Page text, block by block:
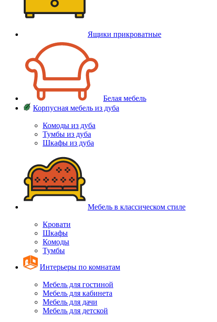
Ящики прикроватные
Белая мебель
Корпусная мебель из дуба
Комоды из дуба
Тумбы из дуба
Шкафы из дуба
Мебель в классическом стиле
Кровати
Шкафы
Комоды
Тумбы
Интерьеры по комнатам
Мебель для гостиной
Мебель для кабинета
Мебель для дачи
Мебель для детской